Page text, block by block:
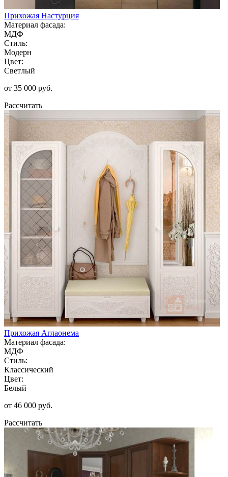
Прихожая Настурция
Материал фасада:
МДФ
Стиль:
Модерн
Цвет:
Светлый
от 35 000 руб.
Рассчитать
Прихожая Аглаонема
Материал фасада:
МДФ
Стиль:
Классический
Цвет:
Белый
от 46 000 руб.
Рассчитать